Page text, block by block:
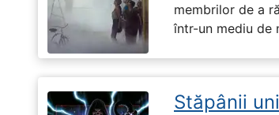
membrilor de a
într-un mediu de
Stăpânii